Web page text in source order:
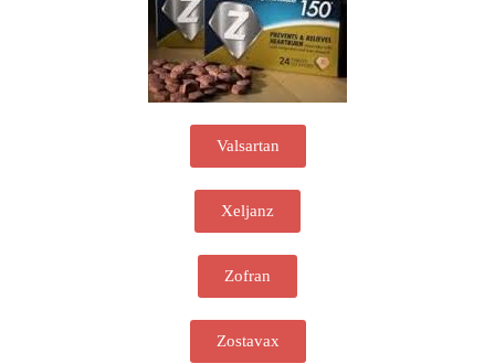
Valsartan
Xeljanz
Zofran
Zostavax